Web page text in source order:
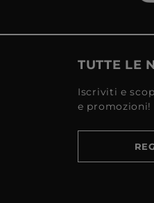
TUTTE LE
Iscriviti e
e promozioni!